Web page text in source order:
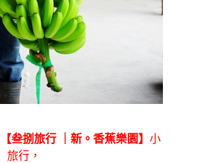
【叁捌旅行 ｜新。香蕉樂園】小
旅行，